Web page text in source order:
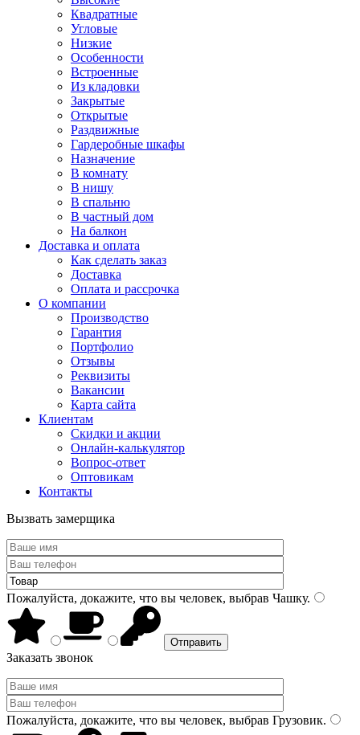
Квадратные
Угловые
Низкие
Особенности
Встроенные
Из кладовки
Закрытые
Открытые
Раздвижные
Гардеробные шкафы
Назначение
В комнату
В нишу
В спальню
В частный дом
На балкон
Доставка и оплата
Как сделать заказ
Доставка
Оплата и рассрочка
О компании
Производство
Гарантия
Портфолио
Отзывы
Реквизиты
Вакансии
Карта сайта
Клиентам
Скидки и акции
Онлайн-калькулятор
Вопрос-ответ
Оптовикам
Контакты
Вызвать замерщика
Пожалуйста, докажите, что вы человек, выбрав Чашку.
Заказать звонок
Пожалуйста, докажите, что вы человек, выбрав Грузовик.